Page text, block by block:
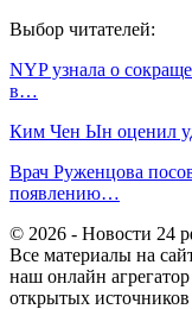
Выбор читателей:
NYP узнала о
в…
Ким Чен Ын оценил
Врач Руженцова
появлению…
© 2026 - Новости 24
Все материалы на
наш онлайн
открытых